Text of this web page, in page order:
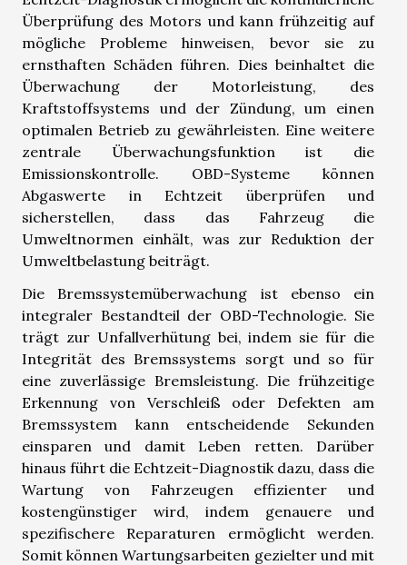
Überprüfung des Motors und kann frühzeitig auf
mögliche Probleme hinweisen, bevor sie zu
ernsthaften Schäden führen. Dies beinhaltet die
Überwachung der Motorleistung, des
Kraftstoffsystems und der Zündung, um einen
optimalen Betrieb zu gewährleisten. Eine weitere
zentrale Überwachungsfunktion ist die
Emissionskontrolle. OBD-Systeme können
Abgaswerte in Echtzeit überprüfen und
sicherstellen, dass das Fahrzeug die
Umweltnormen einhält, was zur Reduktion der
Umweltbelastung beiträgt.
Die Bremssystemüberwachung ist ebenso ein
integraler Bestandteil der OBD-Technologie. Sie
trägt zur Unfallverhütung bei, indem sie für die
Integrität des Bremssystems sorgt und so für
eine zuverlässige Bremsleistung. Die frühzeitige
Erkennung von Verschleiß oder Defekten am
Bremssystem kann entscheidende Sekunden
einsparen und damit Leben retten. Darüber
hinaus führt die Echtzeit-Diagnostik dazu, dass die
Wartung von Fahrzeugen effizienter und
kostengünstiger wird, indem genauere und
spezifischere Reparaturen ermöglicht werden.
Somit können Wartungsarbeiten gezielter und mit